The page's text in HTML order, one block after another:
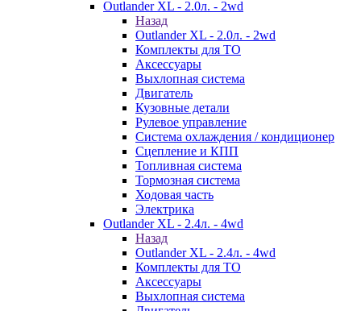
Outlander XL - 2.0л. - 2wd
Назад
Outlander XL - 2.0л. - 2wd
Комплекты для ТО
Аксессуары
Выхлопная система
Двигатель
Кузовные детали
Рулевое управление
Система охлаждения / кондиционер
Сцепление и КПП
Топливная система
Тормозная система
Ходовая часть
Электрика
Outlander XL - 2.4л. - 4wd
Назад
Outlander XL - 2.4л. - 4wd
Комплекты для ТО
Аксессуары
Выхлопная система